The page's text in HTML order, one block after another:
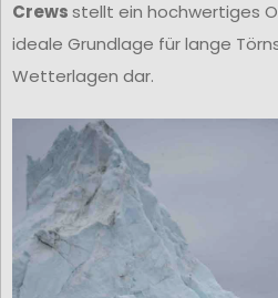
Crewsstellt ein hochwertiges
ideale Grundlage für lange
Wetterlagen dar.